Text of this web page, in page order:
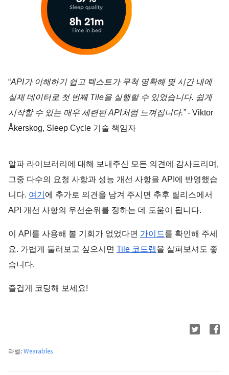
“API가 이해하기 쉽고 텍스트가 무척 명확해 몇 시간 내에
실제 데이터로 첫 번째 Tile을 실행할 수 있었습니다. 쉽게
시작할 수 있는 매우 세련된 API처럼 느껴집니다.” - Viktor
Åkerskog, Sleep Cycle 기술 책임자
알파 라이브러리에 대해 보내주신 모든 의견에 감사드리며,
그중 다수의 요청 사항과 성능 개선 사항을 API에 반영했습
니다. 여기 에 추가로 의견을 남겨 주시면 추후 릴리스에서
API 개선 사항의 우선순위를 정하는 데 도움이 됩니다.
이 API를 사용해 볼 기회가 없었다면 가이드를 확인해 주세
요. 가볍게 둘러보고 싶으시면 Tile 코드랩을 살펴보셔도 좋
습니다.
즐겁게 코딩해 보세요!
라벨: Wearables